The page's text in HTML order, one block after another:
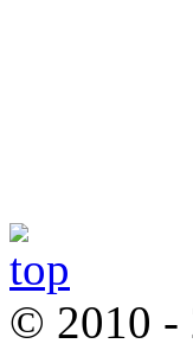
© 2010 -